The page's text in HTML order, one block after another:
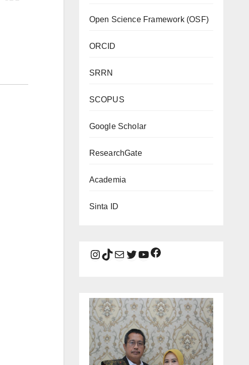
Open Science Framework (OSF)
ORCID
SRRN
SCOPUS
Google Scholar
ResearchGate
Academia
Sinta ID
Instagram
TikTok
MailTwitter
YouTube
Facebook